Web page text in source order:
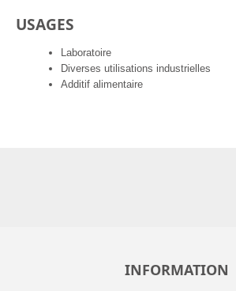
USAGES
Laboratoire
Diverses utilisations industrielles
Additif alimentaire
INFORMATION